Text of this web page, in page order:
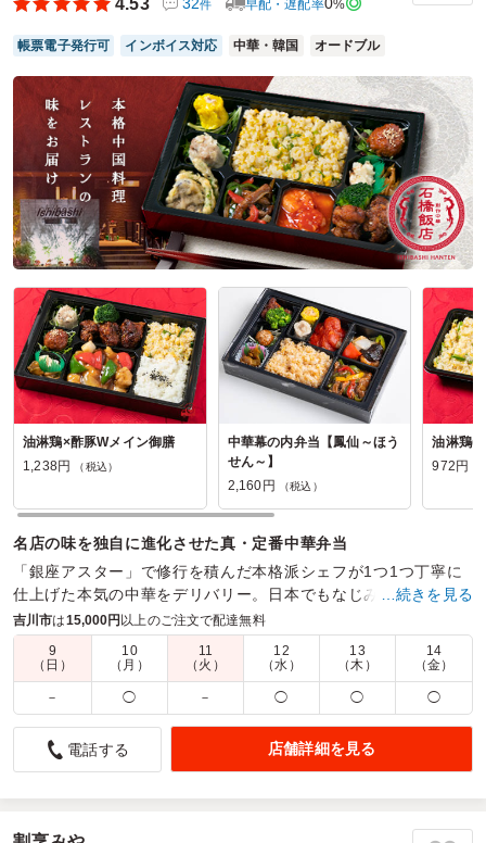
ご利用シーン： 会議・セミナー ›研修
東京都中央区日本橋本町2026/06/27
焼鶏八十吉の口コミをもっと見る
件 早配・遅配率 %
帳票電子発行可 インボイス対応 中華・韓国 オードブル
油淋鶏×酢豚Wメイン御膳
1,238円
（税込）
中華幕の内弁当【鳳仙～ほう
せん～】
2,160円
（税込）
油淋鶏(
972円
名店の味を独自に進化させた真・定番中華弁当
「銀座アスター」で修行を積んだ本格派シェフが1つ1つ丁寧に
仕上げた本気の中華をデリバリー。日本でもなじみ深い料理た
ちがシェフの腕で新たなフェーズへ昇華する。
商品数： 締切日時： 2日前23:45 価格帯：
972円～2,160円
配達時間：
10:30～21:00
油淋鶏×青椒肉絲の満足感は想像以上でした！
5.0
ーが一度に楽しめる贅沢な内容で、ボリュームも十分にあ
…続きを見る
吉川市は15,000円 以上のご注文で配達無料
9
（日）
10
（月）
11
（火）
12
（水）
13
（木）
14
（金）
－ ◯ － ◯ ◯ ◯
電話する 店舗詳細を見る